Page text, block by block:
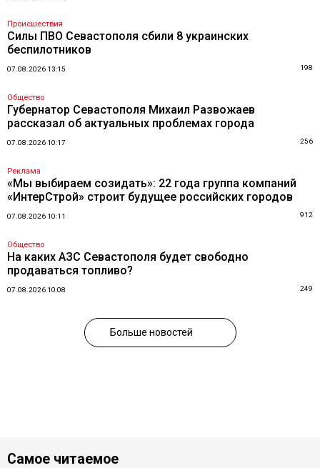
Происшествия
Силы ПВО Севастополя сбили 8 украинских
беспилотников
07.08.2026 13:15 198
Общество
Губернатор Севастополя Михаил Развожаев
рассказал об актуальных проблемах города
07.08.2026 10:17 256
Реклама
«Мы выбираем созидать»: 22 года группа компаний
«ИнтерСтрой» строит будущее российских городов
07.08.2026 10:11 912
Общество
На каких АЗС Севастополя будет свободно
продаваться топливо?
07.08.2026 10:08 249
Больше новостей
Самое читаемое